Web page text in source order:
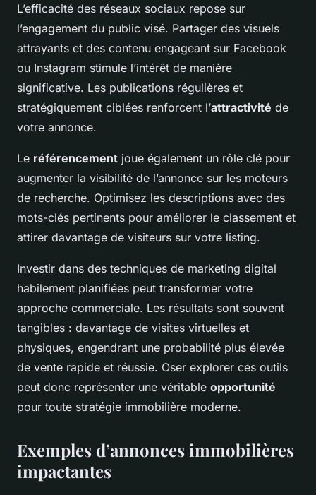
L’efficacité des réseaux sociaux repose sur
l’engagement du public visé. Partager des visuels
attrayants et des contenu engageant sur Facebook
ou Instagram stimule l’intérêt de manière
significative. Les publications régulières et
stratégiquement ciblées renforcent l’attractivité de
votre annonce.
Le référencement joue également un rôle clé pour
augmenter la visibilité de l’annonce sur les moteurs
de recherche. Optimisez les descriptions avec des
mots-clés pertinents pour améliorer le classement et
attirer davantage de visiteurs sur votre listing.
Investir dans des techniques de marketing digital
habilement planifiées peut transformer votre
approche commerciale. Les résultats sont souvent
tangibles : davantage de visites virtuelles et
physiques, engendrant une probabilité plus élevée
de vente rapide et réussie. Oser explorer ces outils
peut donc représenter une véritable opportunité
pour toute stratégie immobilière moderne.
Exemples d’annonces immobilières
impactantes